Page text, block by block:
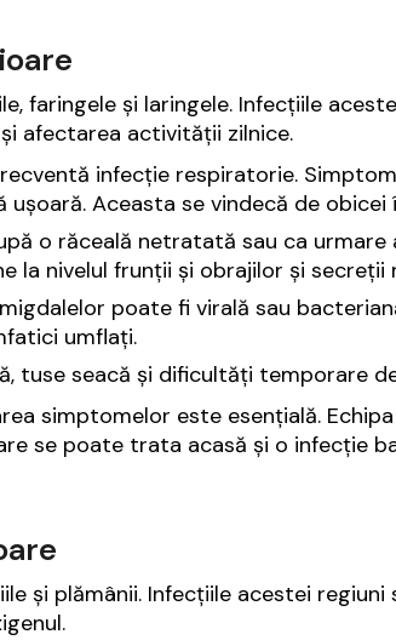
faringele și laringele. Infecțiile
afectarea activității zilnice.
infecție respiratorie.
Aceasta se vindecă de obicei
o răceală netratată sau ca urmare
la nivelul frunții și obrajilor și secreții
poate fi virală sau
umflați.
tuse seacă și dificultăți temporare
simptomelor este esențială.
se poate trata acasă și o infecție
și plămânii. Infecțiile acestei